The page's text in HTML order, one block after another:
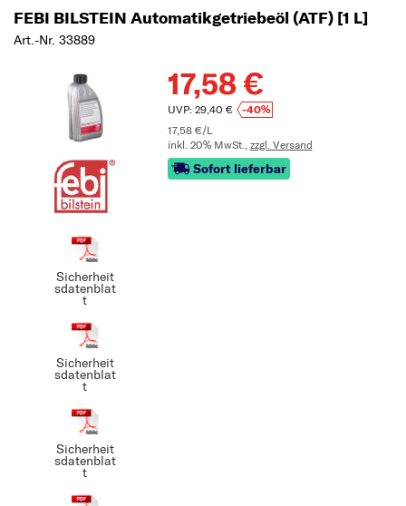
FEBI BILSTEIN Automatikgetriebeöl (ATF) [1 L]
Art.-Nr. 33889
Sicherheit
sdatenblat
t
Sicherheit
sdatenblat
t
Sicherheit
sdatenblat
t
17,58 €
UVP: 29,40 €
-40%
17,58 €/L
inkl. 20% MwSt., zzgl. Versand
Sofort lieferbar